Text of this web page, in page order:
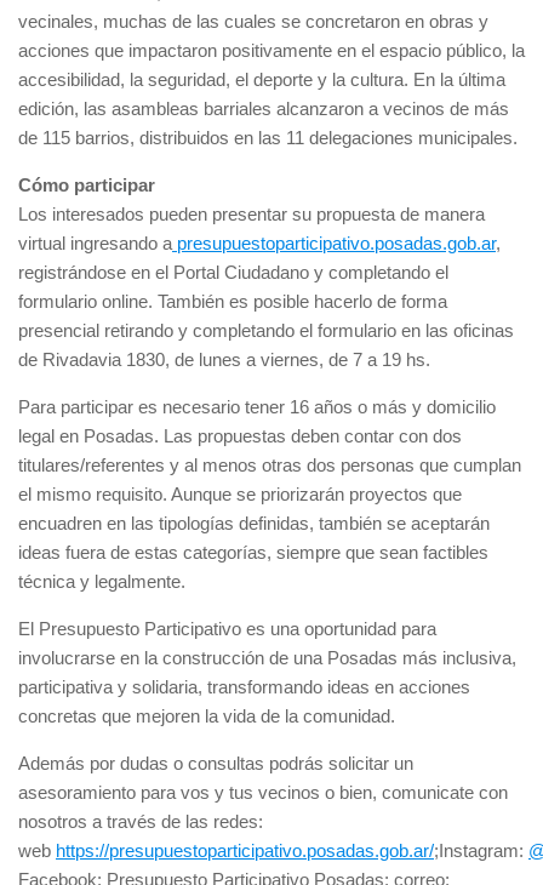
vecinales, muchas de las cuales se concretaron en obras y
acciones que impactaron positivamente en el espacio público, la
accesibilidad, la seguridad, el deporte y la cultura. En la última
edición, las asambleas barriales alcanzaron a vecinos de más
de 115 barrios, distribuidos en las 11 delegaciones municipales.
Cómo participar
Los interesados pueden presentar su propuesta de manera
virtual ingresando a presupuestoparticipativo.posadas.gob.ar,
registrándose en el Portal Ciudadano y completando el
formulario online. También es posible hacerlo de forma
presencial retirando y completando el formulario en las oficinas
de Rivadavia 1830, de lunes a viernes, de 7 a 19 hs.
Para participar es necesario tener 16 años o más y domicilio
legal en Posadas. Las propuestas deben contar con dos
titulares/referentes y al menos otras dos personas que cumplan
el mismo requisito. Aunque se priorizarán proyectos que
encuadren en las tipologías definidas, también se aceptarán
ideas fuera de estas categorías, siempre que sean factibles
técnica y legalmente.
El Presupuesto Participativo es una oportunidad para
involucrarse en la construcción de una Posadas más inclusiva,
participativa y solidaria, transformando ideas en acciones
concretas que mejoren la vida de la comunidad.
Además por dudas o consultas podrás solicitar un
asesoramiento para vos y tus vecinos o bien, comunicate con
nosotros a través de las redes:
web https://presupuestoparticipativo.posadas.gob.ar/;Instagram:
Facebook: Presupuesto Participativo Posadas; correo: